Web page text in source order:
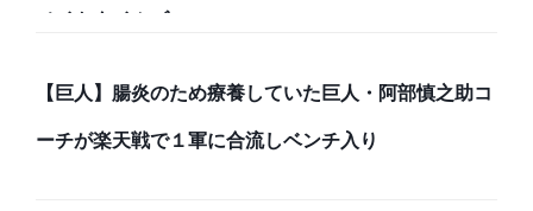
メイトタイムズ
【巨人】腸炎のため療養していた巨人・阿部慎之助コ
ーチが楽天戦で１軍に合流しベンチ入り